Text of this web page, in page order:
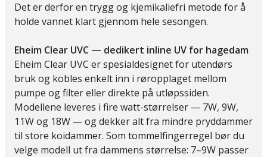
Det er derfor en trygg og kjemikaliefri metode for å
holde vannet klart gjennom hele sesongen.
Eheim Clear UVC — dedikert inline UV for hagedam
Eheim Clear UVC er spesialdesignet for utendørs
bruk og kobles enkelt inn i røropplaget mellom
pumpe og filter eller direkte på utløpssiden.
Modellene leveres i fire watt-størrelser — 7W, 9W,
11W og 18W — og dekker alt fra mindre pryddammer
til store koidammer. Som tommelfingerregel bør du
velge modell ut fra dammens størrelse: 7–9W passer